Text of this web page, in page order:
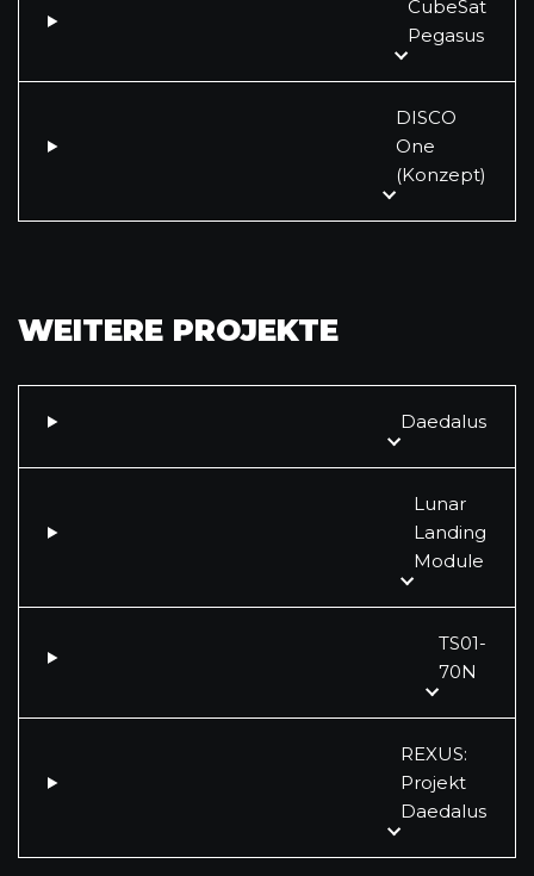
CubeSat
Pegasus
DISCO
One
(Konzept)
WEITERE PROJEKTE
Daedalus
Lunar
Landing
Module
TS01-
70N
REXUS:
Projekt
Daedalus